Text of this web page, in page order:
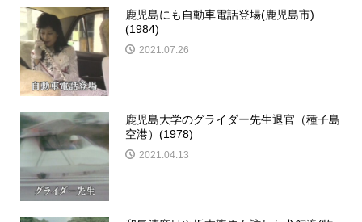
鹿児島にも自動車電話登場(鹿児島市)
(1984)
2021.07.26
鹿児島大学のグライダー先生退官（種子島
空港）(1978)
2021.04.13